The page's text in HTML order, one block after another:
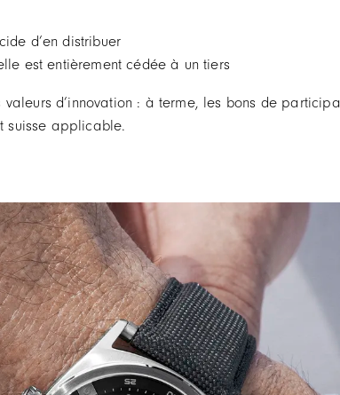
d’en distribuer
est entièrement cédée à un tiers
d’innovation : à terme, les bons de
suisse applicable.